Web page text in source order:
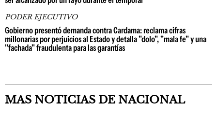
PODER EJECUTIVO
Gobierno presentó demanda contra Cardama: reclama cifras
millonarias por perjuicios al Estado y detalla "dolo", "mala fe" y una
"fachada" fraudulenta para las garantías
MAS NOTICIAS DE NACIONAL